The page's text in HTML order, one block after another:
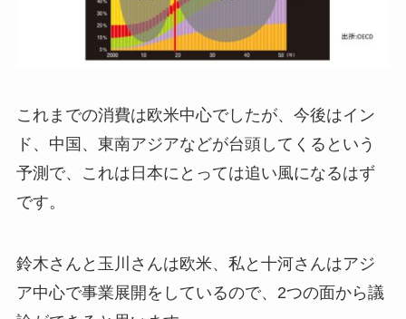
これまでの消費は欧米中心でしたが、今後はイン
ド、中国、東南アジアなどが台頭してくるという
予測で、これは日本にとっては追い風になるはず
です。
鈴木さんと玉川さんは欧米、私と十河さんはアジ
ア中心で事業展開をしているので、2つの面から議